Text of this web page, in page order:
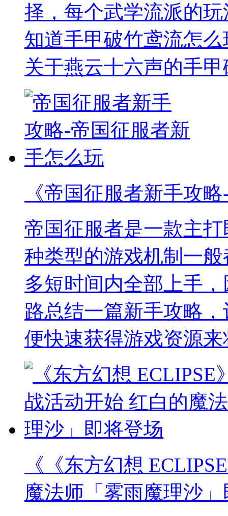
择，每个武学流派的
知道手甲破竹鸢流怎
关于燕云十六声的手
《帝国征服者新手攻
帝国征服者是一款主
种类型的游戏机制一
多短时间内全部上手
路总结一篇新手攻略
便快速获得游戏资源
《《东方幻想
魔法师「雾雨魔理沙